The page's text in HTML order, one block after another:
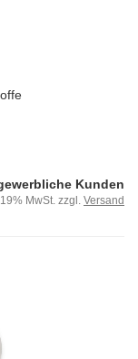
Kunden
MwSt. zzgl. Versand